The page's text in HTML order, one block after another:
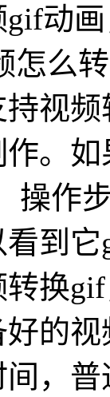
动
怎么
视
。
操作
看到
换
的
，